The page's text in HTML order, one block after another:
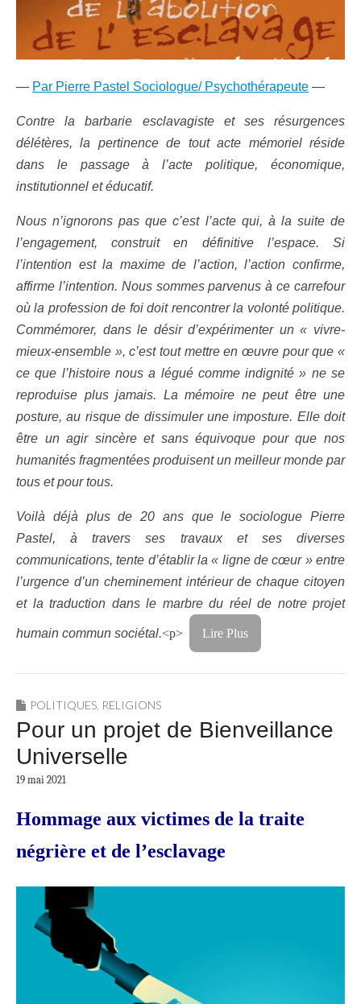
— Par Pierre Pastel Sociologue/ Psychothérapeute —
Contre la barbarie esclavagiste et ses résurgences
délétères, la pertinence de tout acte mémoriel réside
dans le passage à l’acte politique, économique,
institutionnel et éducatif.
Nous n’ignorons pas que c’est l’acte qui, à la suite de
l’engagement, construit en définitive l’espace. Si
l’intention est la maxime de l’action, l’action confirme,
affirme l’intention. Nous sommes parvenus à ce carrefour
où la profession de foi doit rencontrer la volonté politique.
Commémorer, dans le désir d’expérimenter un « vivre-
mieux-ensemble », c’est tout mettre en œuvre pour que «
ce que l’histoire nous a légué comme indignité » ne se
reproduise plus jamais. La mémoire ne peut être une
posture, au risque de dissimuler une imposture. Elle doit
être un agir sincère et sans équivoque pour que nos
humanités fragmentées produisent un meilleur monde par
tous et pour tous.
Voilà déjà plus de 20 ans que le sociologue Pierre
Pastel, à travers ses travaux et ses diverses
communications, tente d’établir la « ligne de cœur » entre
l’urgence d’un cheminement intérieur de chaque citoyen
et la traduction dans le marbre du réel de notre projet
humain commun sociétal.<p> Lire Plus
POLITIQUES RELIGIONS
Pour un projet de Bienveillance
Universelle
19 mai 2021
Hommage aux victimes de la traite
négrière et de l’esclavage